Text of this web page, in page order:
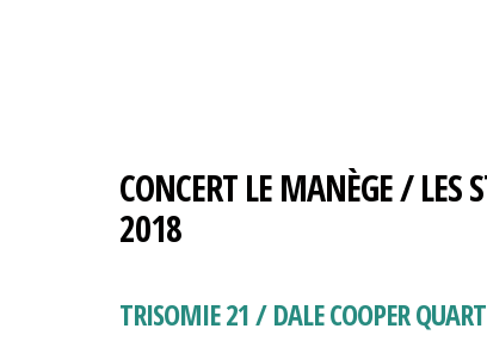
CONCERT LE MANÈGE / LES
2018
TRISOMIE 21 / DALE COOPER